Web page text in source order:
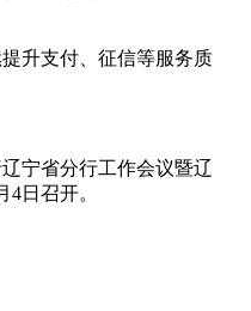
升支付、征信等服务质
宁省分行工作会议暨辽
日召开。